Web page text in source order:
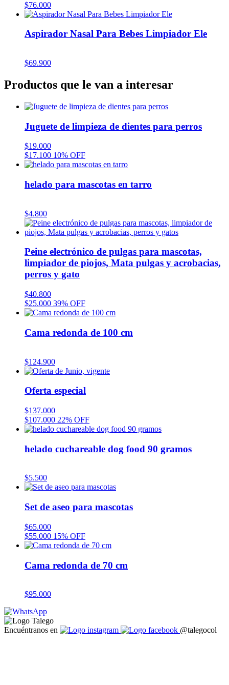
$76.000
Aspirador Nasal Para Bebes Limpiador Ele
$69.900
Productos que le van a interesar
Juguete de limpieza de dientes para perros
$19.000
$17.100 10% OFF
helado para mascotas en tarro
$4.800
Peine electrónico de pulgas para mascotas,
limpiador de piojos, Mata pulgas y acrobacias,
perros y gato
$40.800
$25.000 39% OFF
Cama redonda de 100 cm
$124.900
Oferta especial
$137.000
$107.000 22% OFF
helado cuchareable dog food 90 gramos
$5.500
Set de aseo para mascotas
$65.000
$55.000 15% OFF
Cama redonda de 70 cm
$95.000
Encuéntranos en @talegocol